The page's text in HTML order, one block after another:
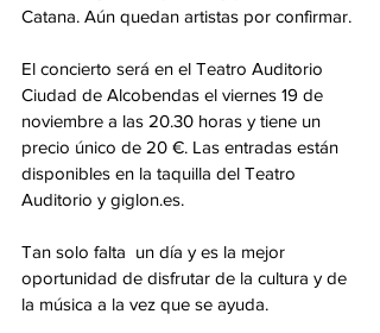
Catana. Aún quedan artistas por confirmar.
El concierto será en el Teatro Auditorio
Ciudad de Alcobendas el viernes 19 de
noviembre a las 20.30 horas y tiene un
precio único de 20 €. Las entradas están
disponibles en la taquilla del Teatro
Auditorio y giglon.es.
Tan solo falta  un día y es la mejor
oportunidad de disfrutar de la cultura y de
la música a la vez que se ayuda.